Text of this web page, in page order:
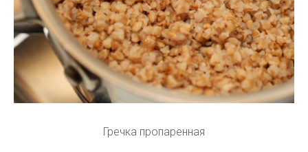
Гречка пропаренная